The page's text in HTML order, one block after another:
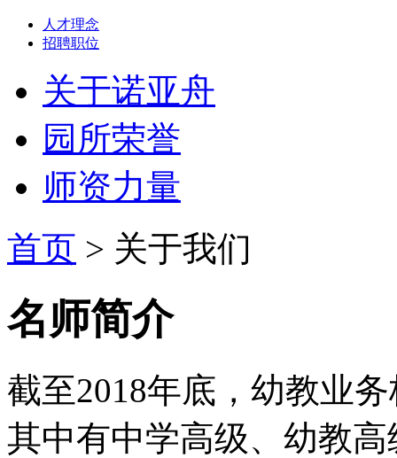
人才理念
招聘职位
关于诺亚舟
园所荣誉
师资力量
首页 > 关于我们
名师简介
截至2018年底，幼教业
其中有中学高级、幼教